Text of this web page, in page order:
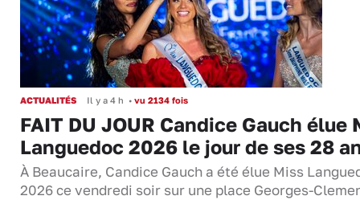
ACTUALITÉS Il y a 4 h • vu 2134 fois
FAIT DU JOUR Candice Gauch élue
Languedoc 2026 le jour de ses 28
À Beaucaire, Candice Gauch a été élue Miss
2026 ce vendredi soir sur une place Georges-